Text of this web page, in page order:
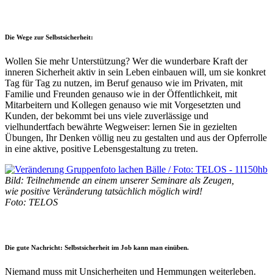
Die Wege zur Selbstsicherheit:
Wollen Sie mehr Unterstützung? Wer die wunderbare Kraft der
inneren Sicherheit aktiv in sein Leben einbauen will, um sie konkret
Tag für Tag zu nutzen, im Beruf genauso wie im Privaten, mit
Familie und Freunden genauso wie in der Öffentlichkeit, mit
Mitarbeitern und Kollegen genauso wie mit Vorgesetzten und
Kunden, der bekommt bei uns viele zuverlässige und
vielhundertfach bewährte Wegweiser: lernen Sie in gezielten
Übungen, Ihr Denken völlig neu zu gestalten und aus der Opferrolle
in eine aktive, positive Lebensgestaltung zu treten.
Bild: Teilnehmende an einem unserer Seminare als Zeugen,
wie positive Veränderung tatsächlich möglich wird!
Foto: TELOS
Die gute Nachricht: Selbstsicherheit im Job kann man einüben.
Niemand muss mit Unsicherheiten und Hemmungen weiterleben.